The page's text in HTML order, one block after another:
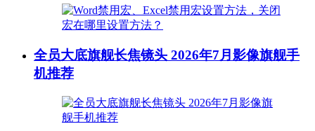
全员大底旗舰长焦镜头 2026年7月影像旗舰手
机推荐